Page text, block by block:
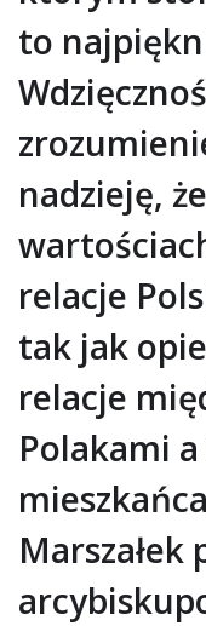
to
nadzieję,
relacje
tak jak
relacje
Polakami
Marszałek